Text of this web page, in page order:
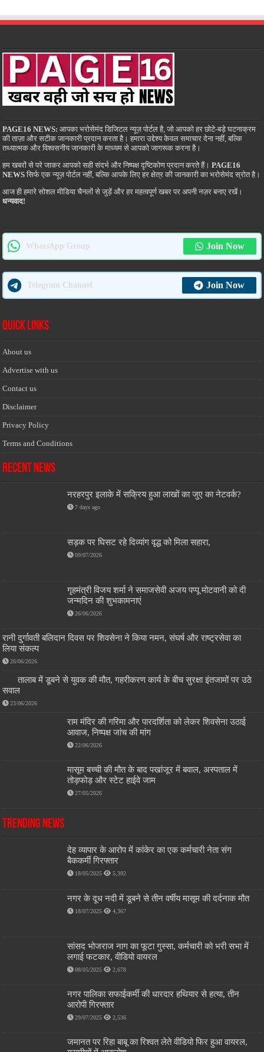
PAGE16 NEWS: आपका भरोसेमंद डिजिटल न्यूज़ पोर्टल है, जो आपको हर छोटे-बड़े घटनाक्रम
की ताज़ा और सटीक जानकारी प्रदान करता है। हमारा उद्देश्य केवल समाचार देना नहीं, बल्कि
तथ्यात्मक और विश्वसनीय जानकारी के माध्यम से आपको जागरूक करना है।
हम खबरों से परे जाकर आपको सही संदर्भ और निष्पक्ष दृष्टिकोण प्रदान करते हैं।PAGE16
NEWS सिर्फ एक न्यूज़ पोर्टल नहीं, बल्कि आपके लिए हर क्षेत्र की जानकारी का भरोसेमंद स्रोत है।
आज ही हमारे सोशल मीडिया चैनलों से जुड़ें और हर महत्वपूर्ण खबर पर अपनी नज़र बनाए रखें।
धन्यवाद!
WhatsApp Group Join Now
Telegram Channel Join Now
Quick Links
About us
Advertise with us
Contact us
Disclaimer
Privacy Policy
Terms and Conditions
Recent News
नरहरपुर इलाके में सक्रिय हुआ लाखों का जुए का नेटवर्क?
7 days ago
सड़क पर घिसट रहे दिव्यांग वृद्ध को मिला सहारा,
09/07/2026
गृहमंत्री विजय शर्मा ने समाजसेवी अजय पप्पू मोटवानी को दी
जन्मदिन की शुभकामनाएं
26/06/2026
रानी दुर्गावती बलिदान दिवस पर शिवसेना ने किया नमन, संघर्ष और राष्ट्रसेवा का
लिया संकल्प
26/06/2026
तालाब में डूबने से युवक की मौत, गहरीकरण कार्य के बीच सुरक्षा इंतजामों पर उठे
सवाल
23/06/2026
राम मंदिर की गरिमा और पारदर्शिता को लेकर शिवसेना उठाई
आवाज, निष्पक्ष जांच की मांग
22/06/2026
मासूम बच्ची की मौत के बाद पखांजूर में बवाल, अस्पताल में
तोड़फोड़ और स्टेट हाईवे जाम
27/05/2026
Trending News
देह व्यापार के आरोप में कांकेर का एक कर्मचारी नेता संग
बैककर्मी गिरफ्तार
18/05/2025 5,392
नगर के दूध नदी में डूबने से तीन वर्षीय मासूम की दर्दनाक मौत
18/07/2025 4,367
सांसद भोजराज नाग का फूटा गुस्सा, कर्मचारी को भरी सभा में
लगाई फटकार, वीडियो वायरल
08/05/2025 2,678
नगर पालिका सफाईकर्मी की धारदार हथियार से हत्या, तीन
आरोपी गिरफ्तार
29/07/2025 2,536
जमानत पर रिहा बाबू का रिश्वत लेते वीडियो फिर हुआ वायरल,